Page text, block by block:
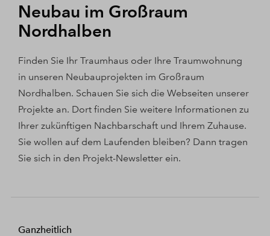
Neubau im Großraum
Nordhalben
Finden Sie Ihr Traumhaus oder Ihre Traumwohnung
in unseren Neubauprojekten im Großraum
Nordhalben. Schauen Sie sich die Webseiten unserer
Projekte an. Dort finden Sie weitere Informationen zu
Ihrer zukünftigen Nachbarschaft und Ihrem Zuhause.
Sie wollen auf dem Laufenden bleiben? Dann tragen
Sie sich in den Projekt-Newsletter ein.
Ganzheitlich